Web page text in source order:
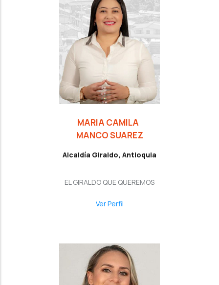
MARIA CAMILA
MANCO SUAREZ
Alcaldía Giraldo, Antioquia
EL GIRALDO QUE QUEREMOS
Ver Perfil